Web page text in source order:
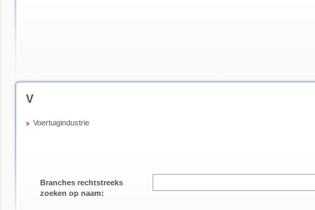
V
Voertuigindustrie
Branches rechtstreeks
zoeken op naam: